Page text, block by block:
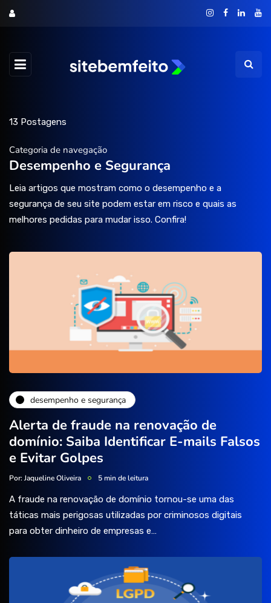
13 Postagens
Categoria de navegação
Desempenho e Segurança
Leia artigos que mostram como o desempenho e a
segurança de seu site podem estar em risco e quais as
melhores pedidas para mudar isso. Confira!
desempenho e segurança
Alerta de fraude na renovação de
domínio: Saiba Identificar E-mails Falsos
e Evitar Golpes
Por: Jaqueline Oliveira 5 min de leitura
A fraude na renovação de domínio tornou-se uma das
táticas mais perigosas utilizadas por criminosos digitais
para obter dinheiro de empresas e…